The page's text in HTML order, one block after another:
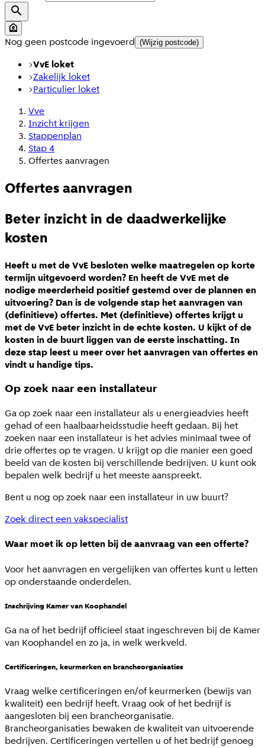
Nog geen postcode ingevoerd (Wijzig postcode)
VvE loket
Zakelijk loket
Particulier loket
Vve
Inzicht krijgen
Stappenplan
Stap 4
Offertes aanvragen
Offertes aanvragen
Beter inzicht in de daadwerkelijke
kosten
Heeft u met de VvE besloten welke maatregelen op korte
termijn uitgevoerd worden? En heeft de VvE met de
nodige meerderheid positief gestemd over de plannen en
uitvoering? Dan is de volgende stap het aanvragen van
(definitieve) offertes. Met (definitieve) offertes krijgt u
met de VvE beter inzicht in de echte kosten. U kijkt of de
kosten in de buurt liggen van de eerste inschatting. In
deze stap leest u meer over het aanvragen van offertes en
vindt u handige tips.
Op zoek naar een installateur
Ga op zoek naar een installateur als u energieadvies heeft
gehad of een haalbaarheidsstudie heeft gedaan. Bij het
zoeken naar een installateur is het advies minimaal twee of
drie offertes op te vragen. U krijgt op die manier een goed
beeld van de kosten bij verschillende bedrijven. U kunt ook
bepalen welk bedrijf u het meeste aanspreekt.
Bent u nog op zoek naar een installateur in uw buurt?
Zoek direct een vakspecialist
Waar moet ik op letten bij de aanvraag van een offerte?
Voor het aanvragen en vergelijken van offertes kunt u letten
op onderstaande onderdelen.
Inschrijving Kamer van Koophandel
Ga na of het bedrijf officieel staat ingeschreven bij de Kamer
van Koophandel en zo ja, in welk werkveld.
Certificeringen, keurmerken en brancheorganisaties
Vraag welke certificeringen en/of keurmerken (bewijs van
kwaliteit) een bedrijf heeft. Vraag ook of het bedrijf is
aangesloten bij een brancheorganisatie.
Brancheorganisaties bewaken de kwaliteit van uitvoerende
bedrijven. Certificeringen vertellen u of het bedrijf genoeg